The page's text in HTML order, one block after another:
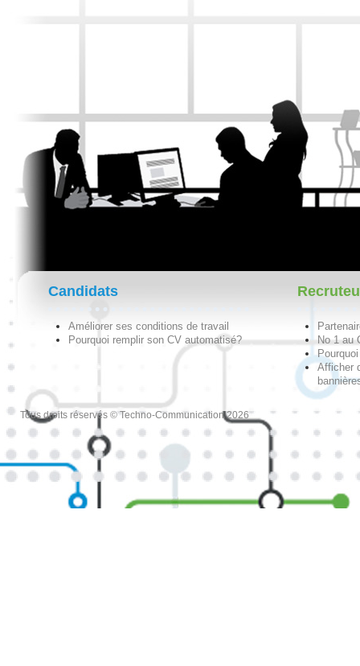
Candidats
Améliorer ses conditions de travail
Pourquoi remplir son CV automatisé?
No 1 au
Afficher
Tous droits réservés © Techno-Communication 2026